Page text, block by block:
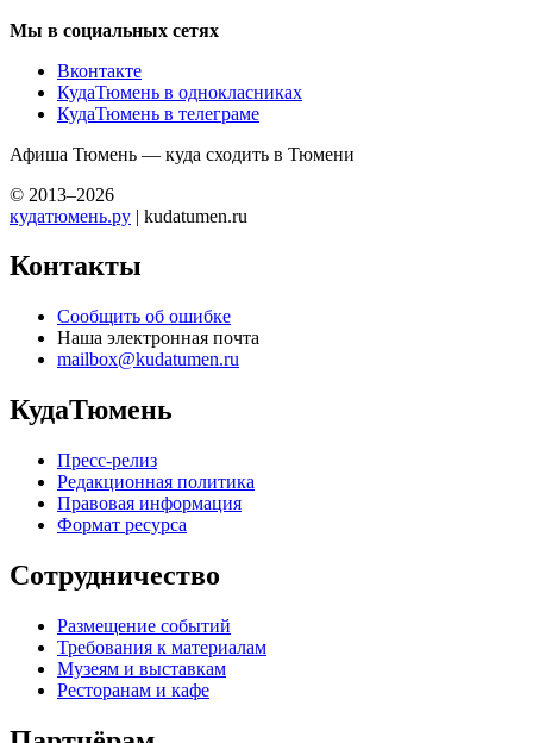
Мы в социальных сетях
Вконтакте
КудаТюмень в однокласниках
КудаТюмень в телеграме
Афиша Тюмень — куда сходить в Тюмени
© 2013–2026
кудатюмень.ру | kudatumen.ru
Контакты
Сообщить об ошибке
Наша электронная почта
mailbox@kudatumen.ru
КудаТюмень
Пресс-релиз
Редакционная политика
Правовая информация
Формат ресурса
Сотрудничество
Размещение событий
Требования к материалам
Музеям и выставкам
Ресторанам и кафе